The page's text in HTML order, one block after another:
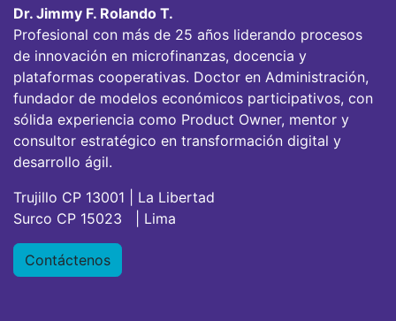
Dr. Jimmy F. Rolando T.
Profesional con más de 25 años liderando procesos
de innovación en microfinanzas, docencia y
plataformas cooperativas. Doctor en Administración,
fundador de modelos económicos participativos, con
sólida experiencia como Product Owner, mentor y
consultor estratégico en transformación digital y
desarrollo ágil.
Trujillo CP 13001 | La Libertad
Surco CP 15023 | Lima
Contáctenos